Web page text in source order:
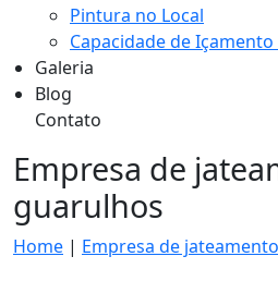
Pintura no Local
Capacidade de
Galeria
Blog
Contato
Empresa de
guarulhos
Home | Empresa de